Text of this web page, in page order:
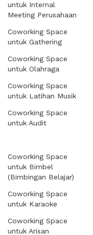
untuk Internal
Meeting Perusahaan
Coworking Space
untuk Gathering
Coworking Space
untuk Olahraga
Coworking Space
untuk Latihan Musik
Coworking Space
untuk Audit
Coworking Space
untuk Bimbel
(Bimbingan Belajar)
Coworking Space
untuk Karaoke
Coworking Space
untuk Arisan